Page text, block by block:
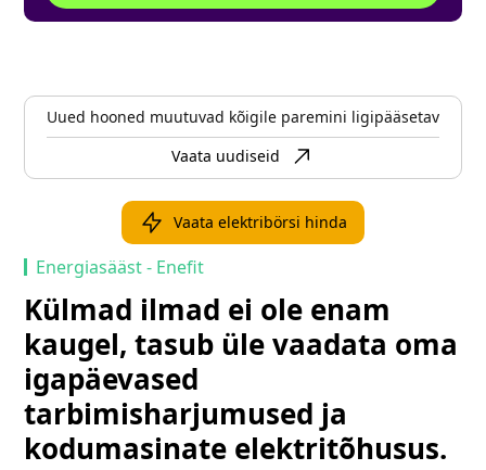
Uued hooned muutuvad kõigile paremini ligipääsetavaks
Vaata uudiseid
Vaata elektribörsi hinda
Energiasääst - Enefit
Külmad ilmad ei ole enam
kaugel, tasub üle vaadata oma
igapäevased
tarbimisharjumused ja
kodumasinate elektritõhusus.